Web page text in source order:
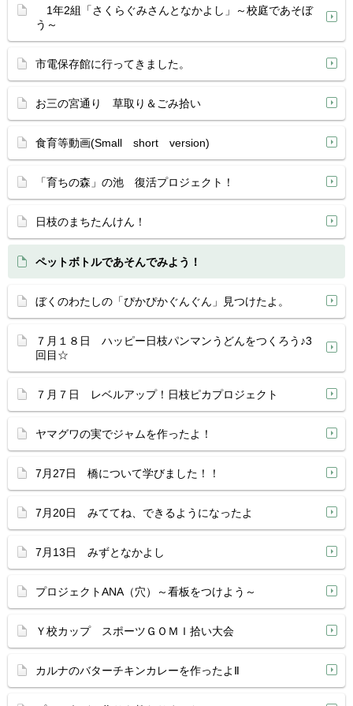
1年2組「さくらぐみさんとなかよし」～校庭であそぼ
う～
市電保存館に行ってきました。
お三の宮通り 草取り＆ごみ拾い
食育等動画(Small short version)
「育ちの森」の池 復活プロジェクト！
日枝のまちたんけん！
ペットボトルであそんでみよう！
ぼくのわたしの「ぴかぴかぐんぐん」見つけたよ。
７月１８日 ハッピー日枝パンマンうどんをつくろう♪3
回目☆
７月７日 レベルアップ！日枝ピカプロジェクト
ヤマグワの実でジャムを作ったよ！
7月27日 橋について学びました！！
7月20日 みててね、できるようになったよ
7月13日 みずとなかよし
プロジェクトANA（穴）～看板をつけよう～
Ｙ校カップ スポーツＧＯＭＩ拾い大会
カルナのバターチキンカレーを作ったよⅡ